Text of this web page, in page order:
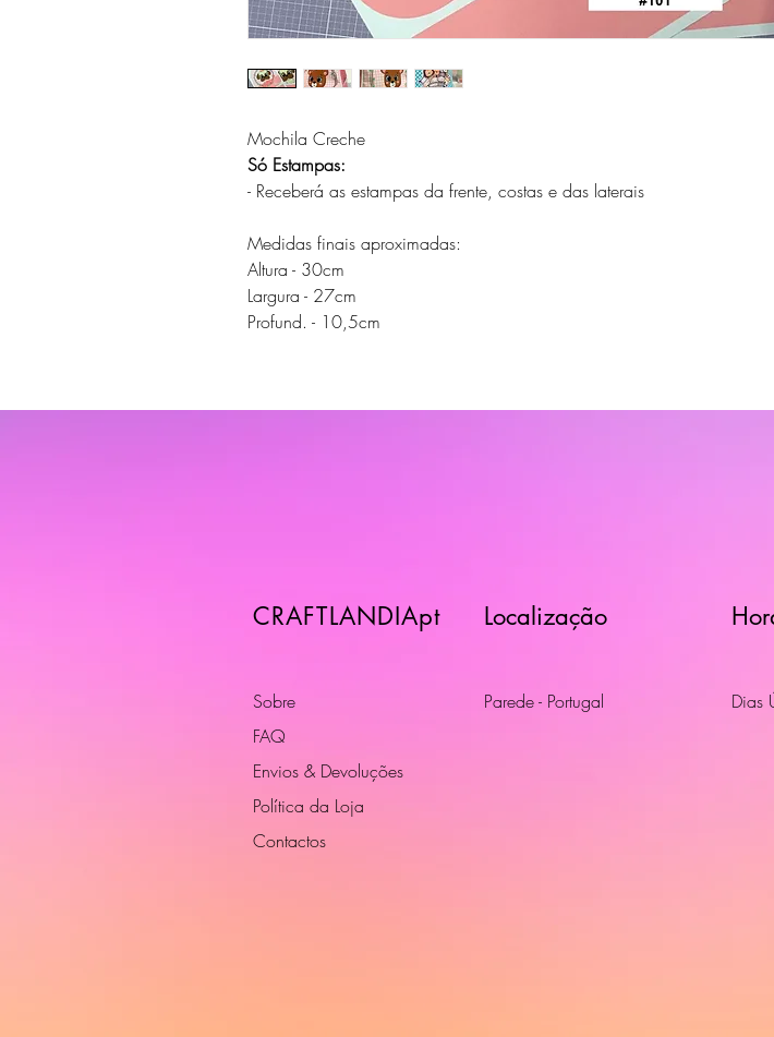
Mochila Creche
Só Estampas:
- Receberá as estampas da frente, costas e das laterais
Medidas finais aproximadas:
Altura - 30cm
Largura - 27cm
Profund. - 10,5cm
CRAFTLANDIApt Localização
Sobre
FAQ
Envios & Devoluções
Política da Loja
Contactos
Parede - Portugal Dias